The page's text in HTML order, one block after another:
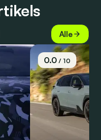
Alle
0.0/ 10